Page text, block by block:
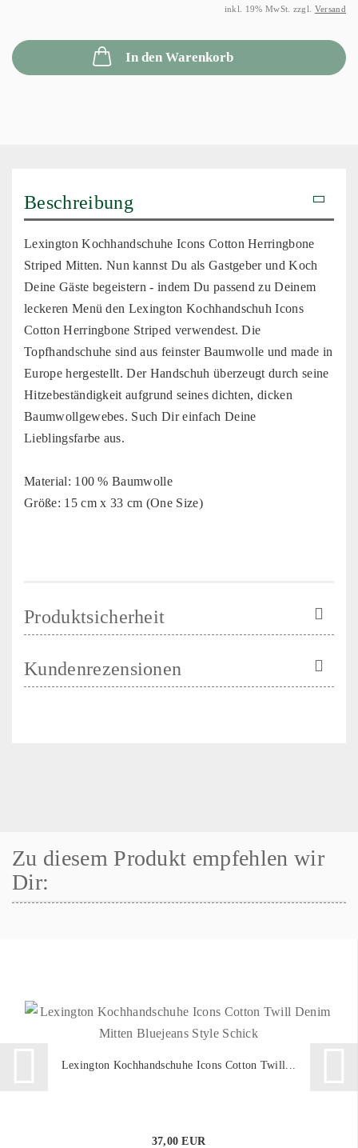
inkl. 19% MwSt. zzgl. Versand
In den Warenkorb
Beschreibung
Lexington Kochhandschuhe Icons Cotton Herringbone
Striped Mitten. Nun kannst Du als Gastgeber und Koch
Deine Gäste begeistern - indem Du passend zu Deinem
leckeren Menü den Lexington Kochhandschuh Icons
Cotton Herringbone Striped verwendest. Die
Topfhandschuhe sind aus feinster Baumwolle und made in
Europe hergestellt. Der Handschuh überzeugt durch seine
Hitzebeständigkeit aufgrund seines dichten, dicken
Baumwollgewebes. Such Dir einfach Deine
Lieblingsfarbe aus.
Material: 100 % Baumwolle
Größe: 15 cm x 33 cm (One Size)
Produktsicherheit
Kundenrezensionen
Zu diesem Produkt empfehlen wir
Dir:
Lexington Kochhandschuhe Icons Cotton Twill...
37,00 EUR